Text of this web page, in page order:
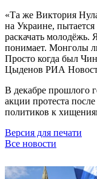
«Та же Виктория
на Украине,
раскачать молодёжь.
понимает. Монголы
Просто когда был
Цыденов РИА
В декабре прошлого
акции протеста
политиков к
Версия для печати
Все новости